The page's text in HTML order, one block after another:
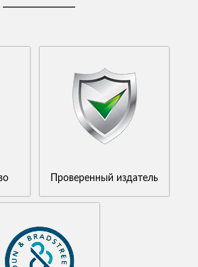
Проверенный издатель